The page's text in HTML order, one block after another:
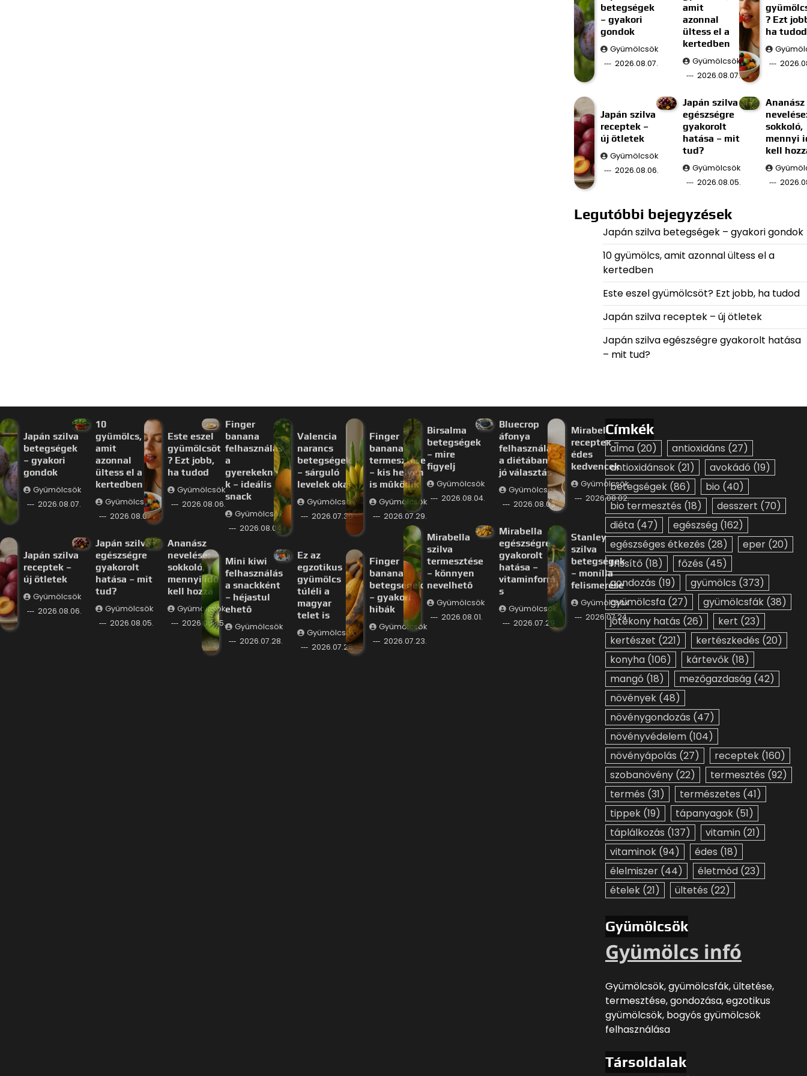
betegségek
– gyakori
gondok
Gyümölcsök
2026.08.07.
amit
azonnal
ültess el a
kertedben
Gyümölcsök
2026.08.07.
? Ezt
ha tudod
Japán szilva
receptek –
új ötletek
Gyümölcsök
2026.08.06.
Japán szilva
egészségre
gyakorolt
hatása – mit
tud?
Gyümölcsök
2026.08.05.
Ananász
sokkoló,
mennyi
kell
Legutóbbi bejegyzések
Japán szilva betegségek – gyakori gondok
10 gyümölcs, amit azonnal ültess el a
kertedben
Este eszel gyümölcsöt? Ezt jobb, ha tudod
Japán szilva receptek – új ötletek
Japán szilva egészségre gyakorolt hatása
– mit tud?
Japán szilva
betegségek
– gyakori
gondok
Gyümölcsök
2026.08.07.
10
gyümölcs,
amit
azonnal
ültess el a
kertedben
Gyümölcsök
2026.08.07.
Este eszel
gyümölcsöt
? Ezt jobb,
ha tudod
Gyümölcsök
2026.08.06.
Japán szilva
receptek –
új ötletek
Gyümölcsök
2026.08.06.
Japán szilva
egészségre
gyakorolt
hatása – mit
tud?
Gyümölcsök
2026.08.05.
Ananász
nevelése:
sokkoló,
mennyi idő
kell hozzá
Gyümölcsök
2026.08.05.
Finger
banana
felhasználás
a
gyerekekne
k – ideális
snack
Gyümölcsök
2026.08.04.
Valencia
narancs
betegségek
– sárguló
levelek okai
Gyümölcsök
2026.07.30.
Finger
banana
termesztése
– kis helyen
is működik
Gyümölcsök
2026.07.29.
Mini kiwi
felhasználás
a snackként
– héjastul
ehető
Gyümölcsök
2026.07.28.
Ez az
egzotikus
gyümölcs
túléli a
magyar
telet is
Gyümölcsök
2026.07.25.
Finger
banana
betegségek
– gyakori
hibák
Gyümölcsök
2026.07.23.
Birsalma
betegségek
– mire
figyelj
Gyümölcsök
2026.08.04.
Bluecrop
áfonya
felhasználás
a diétában –
jó választás
Gyümölcsök
2026.08.03.
Mirabella
receptek –
édes
kedvencek
Gyümölcsök
2026.08.02.
Mirabella
szilva
termesztése
– könnyen
nevelhető
Gyümölcsök
2026.08.01.
Mirabella
egészségre
gyakorolt
hatása –
vitaminforrá
s
Gyümölcsök
2026.07.29.
Stanley
szilva
betegségek
– monília
felismerése
Gyümölcsök
2026.07.24.
Címkék
alma (20) antioxidáns (27)
antioxidánsok (21) avokádó (19)
betegségek (86) bio (40)
bio termesztés (18) desszert (70)
diéta (47) egészség (162)
egészséges étkezés (28) eper (20)
frissítő (18) főzés (45)
gondozás (19) gyümölcs (373)
gyümölcsfa (27) gyümölcsfák (38)
jótékony hatás (26) kert (23)
kertészet (221) kertészkedés (20)
konyha (106) kártevők (18)
mangó (18) mezőgazdaság (42)
növények (48)
növénygondozás (47)
növényvédelem (104)
növényápolás (27) receptek (160)
szobanövény (22) termesztés (92)
termés (31) természetes (41)
tippek (19) tápanyagok (51)
táplálkozás (137) vitamin (21)
vitaminok (94) édes (18)
élelmiszer (44) életmód (23)
ételek (21) ültetés (22)
Gyümölcsök
Gyümölcs infó
Gyümölcsök, gyümölcsfák, ültetése,
termesztése, gondozása, egzotikus
gyümölcsök, bogyós gyümölcsök
felhasználása
Társoldalak